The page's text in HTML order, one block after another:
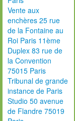
Vente aux
enchères 25 rue
de la Fontaine au
Roi Paris 11ème
Duplex 83 rue de
la Convention
75015 Paris
Tribunal de grande
instance de Paris
Studio 50 avenue
de Flandre 75019